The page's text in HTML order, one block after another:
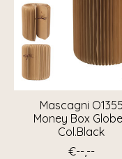
Mascagni O1355
Money Box
Col.Black
€--,--